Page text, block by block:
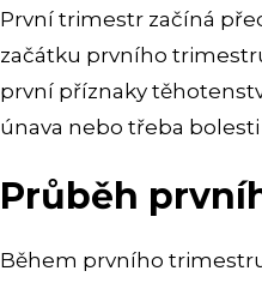
První trimestr začíná
začátku prvního
první příznaky
únava nebo třeba bolesti
Průběh
Během prvního